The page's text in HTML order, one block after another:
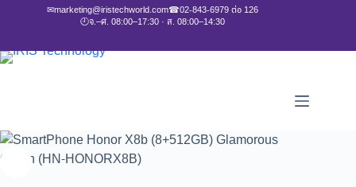
✉marketing@iristechworld.com☎02-843-6979 ต่อ 126
🕘จ.–ศ. 08:00–17:30 · ส. 08:00–14:30